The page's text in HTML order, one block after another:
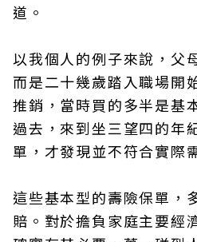
道。
以我個人的例子來說，父
而是二十幾歲踏入職場開
推銷，當時買的多半是基
過去，來到坐三望四的年
單，才發現並不符合實際
這些基本型的壽險保單，
賠。對於擔負家庭主要經